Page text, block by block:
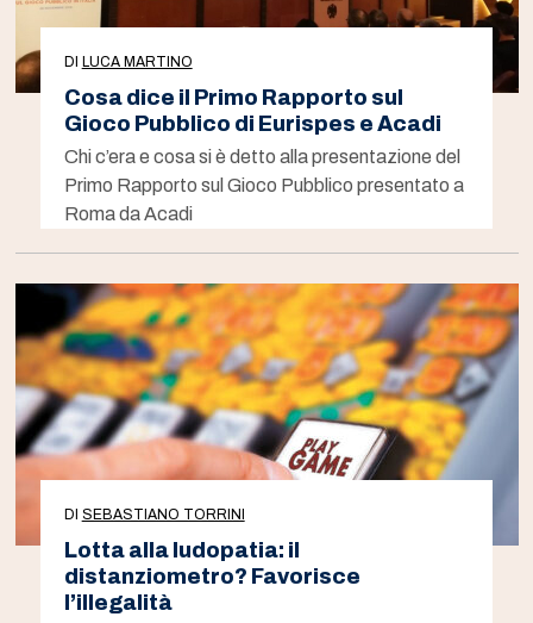
DI LUCA MARTINO
Cosa dice il Primo Rapporto sul
Gioco Pubblico di Eurispes e Acadi
Chi c’era e cosa si è detto alla presentazione del
Primo Rapporto sul Gioco Pubblico presentato a
Roma da Acadi
DI SEBASTIANO TORRINI
Lotta alla ludopatia: il
distanziometro? Favorisce
l’illegalità